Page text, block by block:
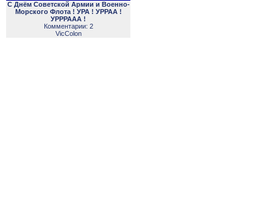
С Днём Советской Армии и Военно-
Морского Флота ! УРА ! УРРАА !
УРРРААА !
Комментарии: 2
VicColon